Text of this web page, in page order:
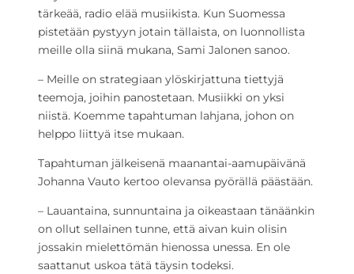
tärkeää, radio elää musiikista. Kun Suomessa
pistetään pystyyn jotain tällaista, on luonnollista
meille olla siinä mukana, Sami Jalonen sanoo.
– Meille on strategiaan ylöskirjattuna tiettyjä
teemoja, joihin panostetaan. Musiikki on yksi
niistä. Koemme tapahtuman lahjana, johon on
helppo liittyä itse mukaan.
Tapahtuman jälkeisenä maanantai-aamupäivänä
Johanna Vauto kertoo olevansa pyörällä päästään.
– Lauantaina, sunnuntaina ja oikeastaan tänäänkin
on ollut sellainen tunne, että aivan kuin olisin
jossakin mielettömän hienossa unessa. En ole
saattanut uskoa tätä täysin todeksi.